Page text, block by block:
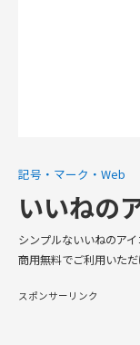
記号・マーク・Web
いいねの
シンプルないいねのア
商用無料でご利用いただ
スポンサーリンク